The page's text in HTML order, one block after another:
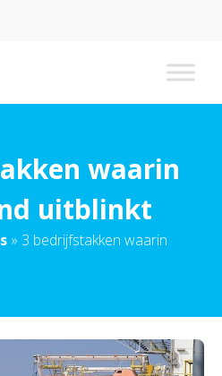
waarin
uitblinkt
» 3 bedrijfstakken waarin